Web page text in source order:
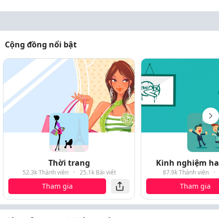
Cộng đồng nổi bật
Thời trang
52.3k Thành viên · 25.1k Bài viết
Tham gia
Kinh nghiệm
87.9k Thành viên ·
Tham gia